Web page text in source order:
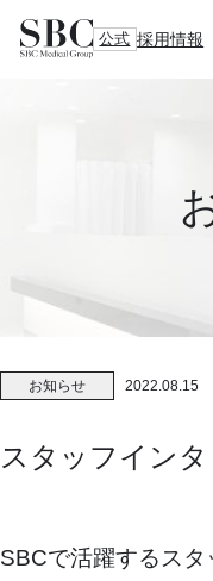
公式 採用情報
お知らせ 2022.08.15
スタッフイン
SBCで活躍するス